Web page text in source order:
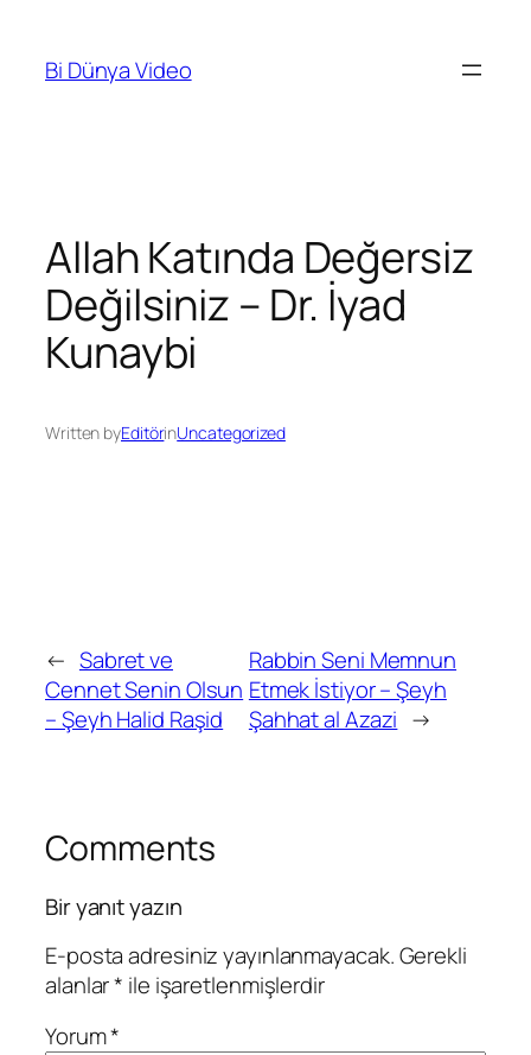
Bi Dünya Video
Allah Katında Değersiz
Değilsiniz – Dr. İyad
Kunaybi
Written byEditörinUncategorized
← Sabret ve
Cennet Senin Olsun
– Şeyh Halid Raşid
Rabbin Seni Memnun
Etmek İstiyor – Şeyh
Şahhat al Azazi →
Comments
Bir yanıt yazın
E-posta adresiniz yayınlanmayacak.Gerekli
alanlar* ile işaretlenmişlerdir
Yorum*